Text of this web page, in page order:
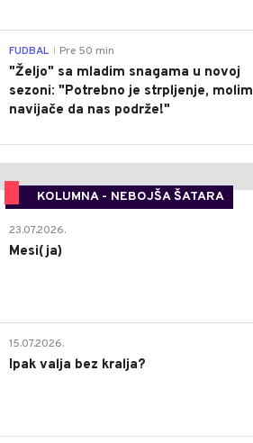
FUDBAL Pre 50 min
"Željo" sa mladim snagama u novoj
sezoni: "Potrebno je strpljenje, molim
navijače da nas podrže!"
KOLUMNA - NEBOJŠA ŠATARA
23.07.2026.
Mesi(ja)
15.07.2026.
Ipak valja bez kralja?